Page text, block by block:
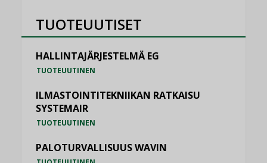
TUOTEUUTISET
HALLINTAJÄRJESTELMÄ EG
TUOTEUUTINEN
ILMASTOINTITEKNIIKAN RATKAISU
SYSTEMAIR
TUOTEUUTINEN
PALOTURVALLISUUS WAVIN